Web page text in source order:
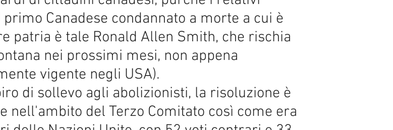
Canadese condannato a morte a cui è
patria è tale Ronald Allen Smith, che rischia
nei prossimi mesi, non appena
vigente negli USA).
di sollevo agli abolizionisti, la risoluzione è
nell'ambito del Terzo Comitato così come era